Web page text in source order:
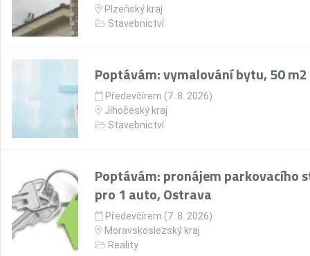
Plzeňský kraj
Stavebnictví
Poptávám: vymalování bytu, 50 m2
Předevčírem (7. 8. 2026)
Jihočeský kraj
Stavebnictví
Poptávám: pronájem parkovacího
pro 1 auto, Ostrava
Předevčírem (7. 8. 2026)
Moravskoslezský kraj
Reality